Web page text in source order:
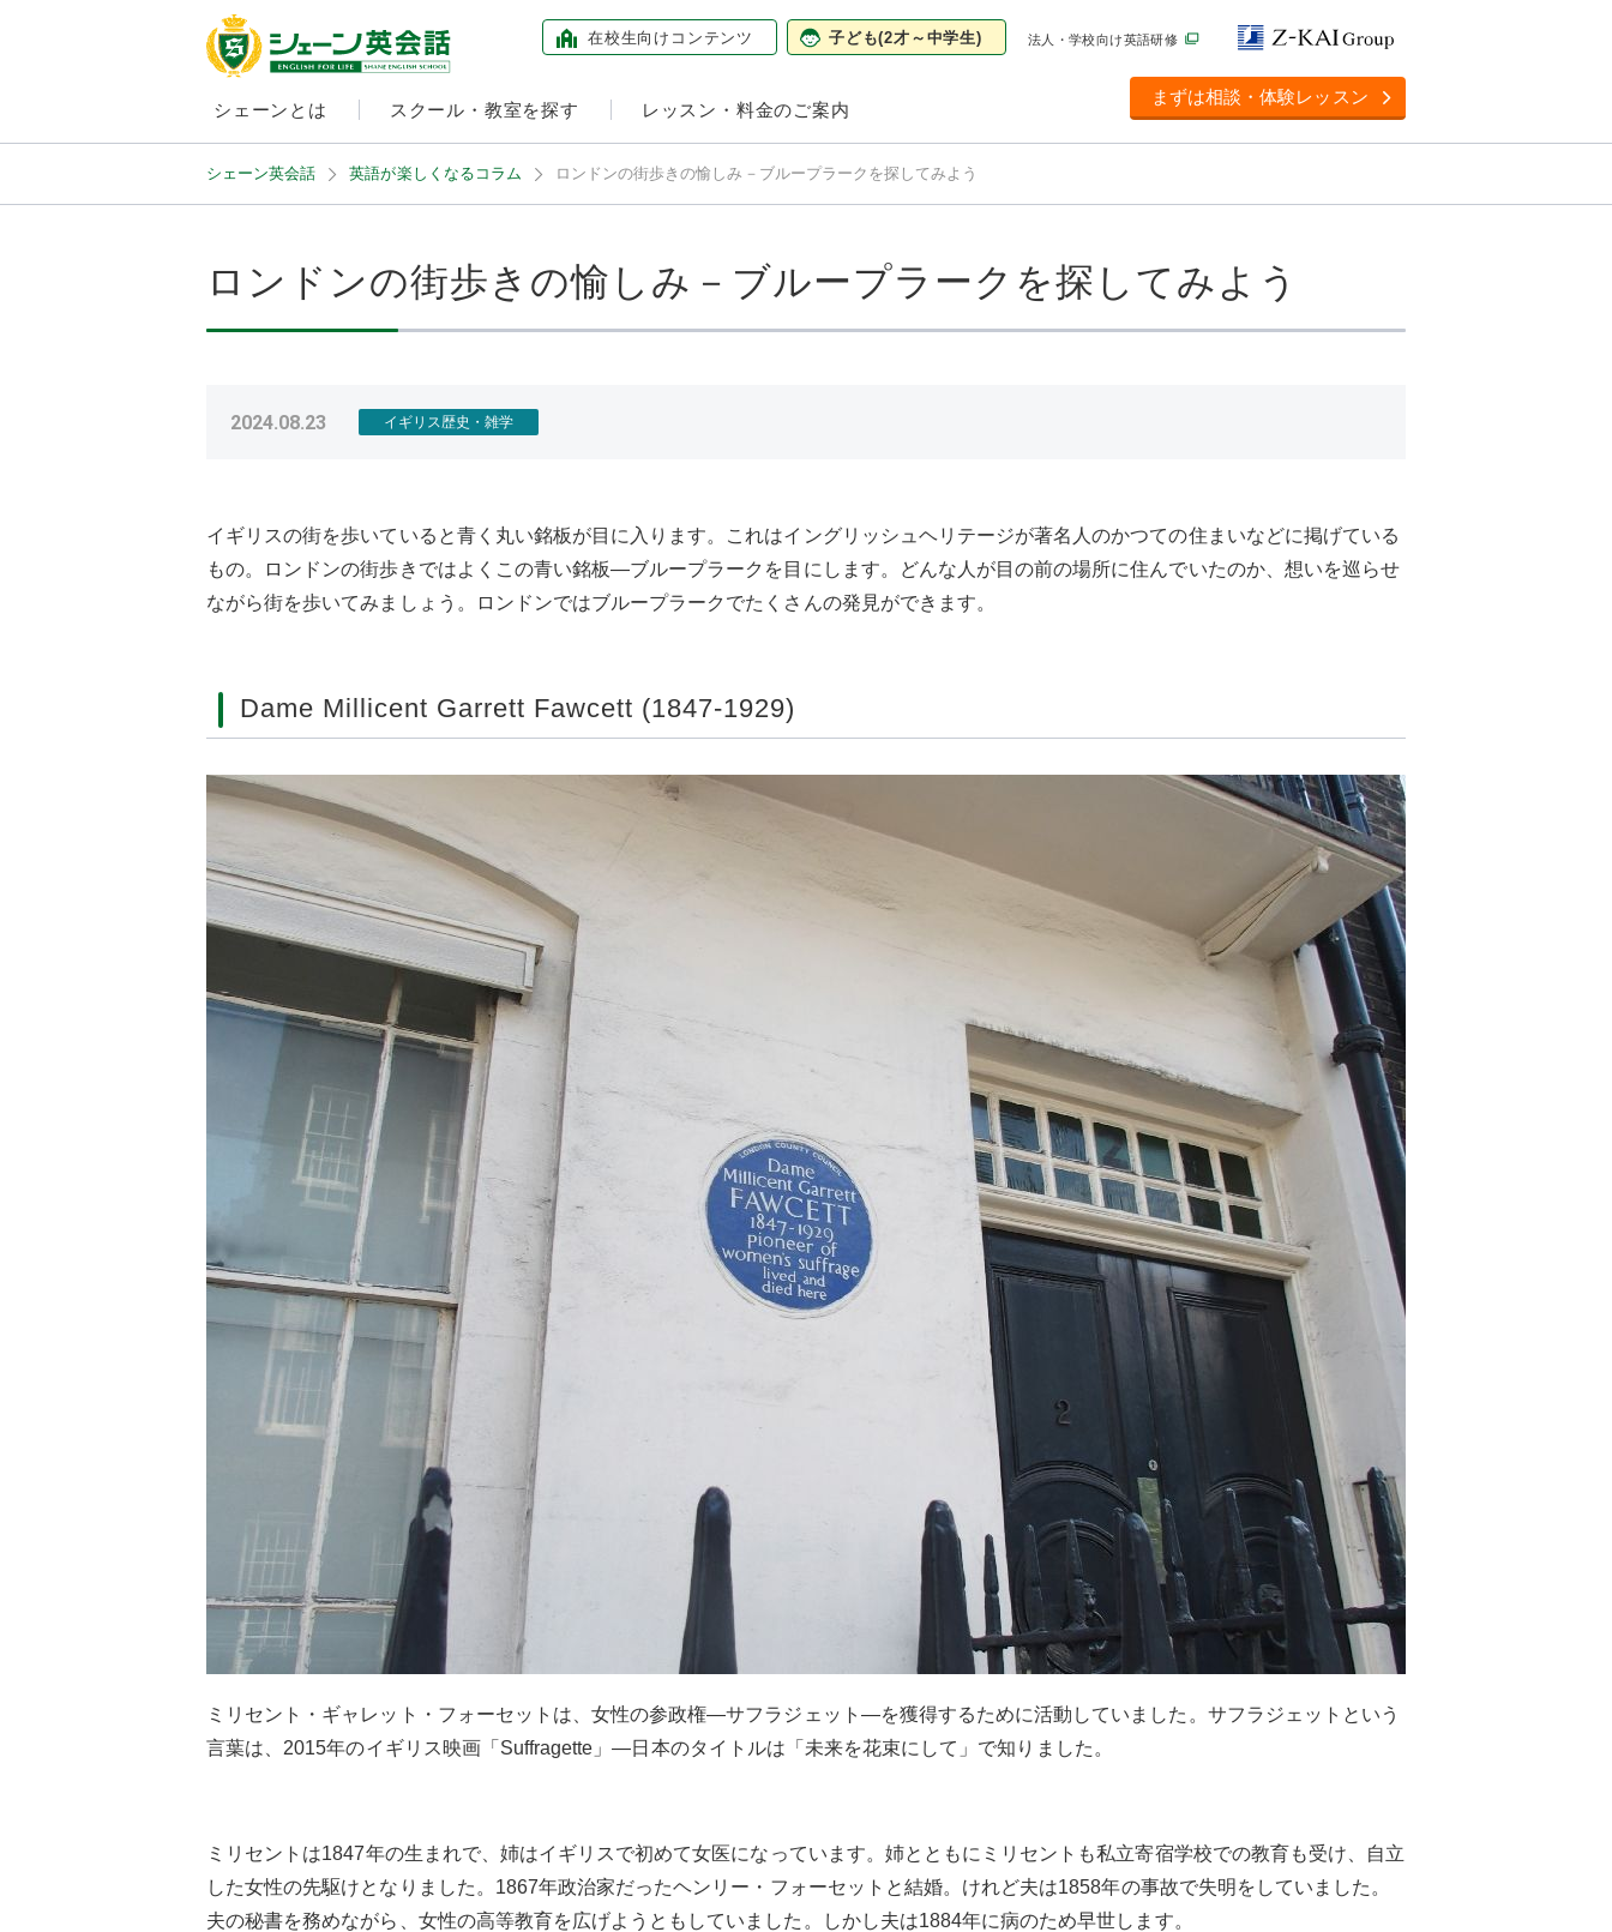
在校生向け コンテンツ 子ども(2才～中学生) 法人・学校向け英語研修
シェーンとは スクール・教室を探す レッスン・料金のご案内
まずは相談・体験レッスン
シェーン英会話 英語が楽しくなるコラム ロンドンの街歩きの愉しみ－ブループラークを探してみよう
ロンドンの街歩きの愉しみ－ブループラークを探してみよう
2024.08.23 イギリス歴史・雑学
イギリスの街を歩いていると青く丸い銘板が目に入ります。これはイングリッシュヘリテージが著名人のかつての住まいなどに掲げている
もの。ロンドンの街歩きではよくこの青い銘板―ブループラークを目にします。どんな人が目の前の場所に住んでいたのか、想いを巡らせ
ながら街を歩いてみましょう。ロンドンではブループラークでたくさんの発見ができます。
Dame Millicent Garrett Fawcett (1847-1929)
ミリセント・ギャレット・フォーセットは、女性の参政権―サフラジェット―を獲得するために活動していました。サフラジェットという
言葉は、2015年のイギリス映画「Suffragette」―日本のタイトルは「未来を花束にして」で知りました。
ミリセントは1847年の生まれで、姉はイギリスで初めて女医になっています。姉とともにミリセントも私立寄宿学校での教育も受け、自立
した女性の先駆けとなりました。1867年政治家だったヘンリー・フォーセットと結婚。けれど夫は1858年の事故で失明をしていました。
夫の秘書を務めながら、女性の高等教育を広げようともしていました。しかし夫は1884年に病のため早世します。